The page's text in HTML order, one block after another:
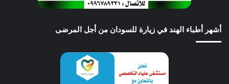
أشهر أطباء الهند في زيارة للسودان من أجل المرضى